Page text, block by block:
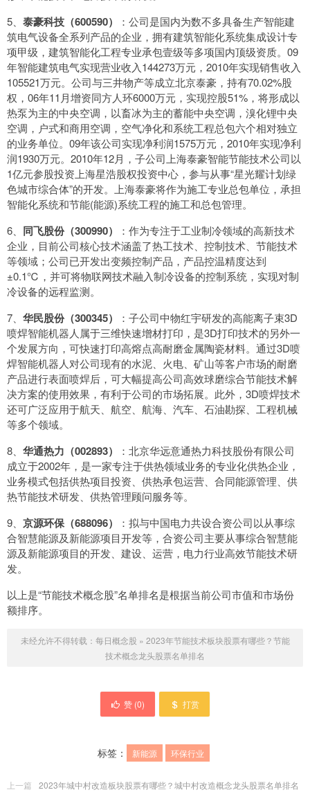
5、 泰豪科技（600590）
：公司是国内为数不多具备生产智能建
筑电气设备全系列产品的企业，拥有建筑智能化系统集成设计专
项甲级，建筑智能化工程专业承包壹级等多项国内顶级资质。09
年智能建筑电气实现营业收入144273万元，2010年实现销售收入
105521万元。公司与三井物产等成立北京泰豪，持有70.02%股
权，06年11月增资同方人环6000万元，实现控股51%，将形成以
热泵为主的中央空调，以畜冰为主的蓄能中央空调，溴化锂中央
空调，户式和商用空调，空气净化和系统工程总包六个相对独立
的业务单位。09年该公司实现净利润1575万元，2010年实现净利
润1930万元。2010年12月，子公司上海泰豪智能节能技术公司以
1亿元参股投资上海星浩股权投资中心，参与从事“星光耀计划绿
色城市综合体”的开发。上海泰豪将作为施工专业总包单位，承担
智能化系统和节能(能源)系统工程的施工和总包管理。
6、 同飞股份（300990）
：作为专注于工业制冷领域的高新技术
企业，目前公司核心技术涵盖了热工技术、控制技术、节能技术
等领域；公司已开发出变频控制产品，产品控温精度达到
±0.1℃，并可将物联网技术融入制冷设备的控制系统，实现对制
冷设备的远程监测。
7、 华民股份（300345）
：子公司中物红宇研发的高能离子束3D
喷焊智能机器人属于三维快速增材打印，是3D打印技术的另外一
个发展方向，可快速打印高熔点高耐磨金属陶瓷材料。通过3D喷
焊智能机器人对公司现有的水泥、火电、矿山等客户市场的耐磨
产品进行表面喷焊后，可大幅提高公司高效球磨综合节能技术解
决方案的使用效果，有利于公司的市场拓展。此外，3D喷焊技术
还可广泛应用于航天、航空、航海、汽车、石油勘探、工程机械
等多个领域。
8、 华通热力（002893）
：北京华远意通热力科技股份有限公司
成立于2002年，是一家专注于供热领域业务的专业化供热企业，
业务模式包括供热项目投资、供热承包运营、合同能源管理、供
热节能技术研发、供热管理顾问服务等。
9、 京源环保（688096）
：拟与中国电力共设合资公司以从事综
合智慧能源及新能源项目开发等，合资公司主要从事综合智慧能
源及新能源项目的开发、建设、运营，电力行业高效节能技术研
发。
以上是“节能技术概念股”名单排名是根据当前公司市值和市场份
额排序。
未经允许不得转载： 每日概念股 » 2023年节能技术板块股票有哪些？节能
技术概念龙头股票名单排名
赞 (0) 打赏
标签： 新能源 环保行业
上一篇
2023年城中村改造板块股票有哪些？城中村改造概念龙头股票名单排名